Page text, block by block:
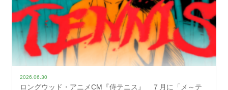
2026.06.30
ロングウッド・アニメCM『侍テニス』 ７月に「メ～テ